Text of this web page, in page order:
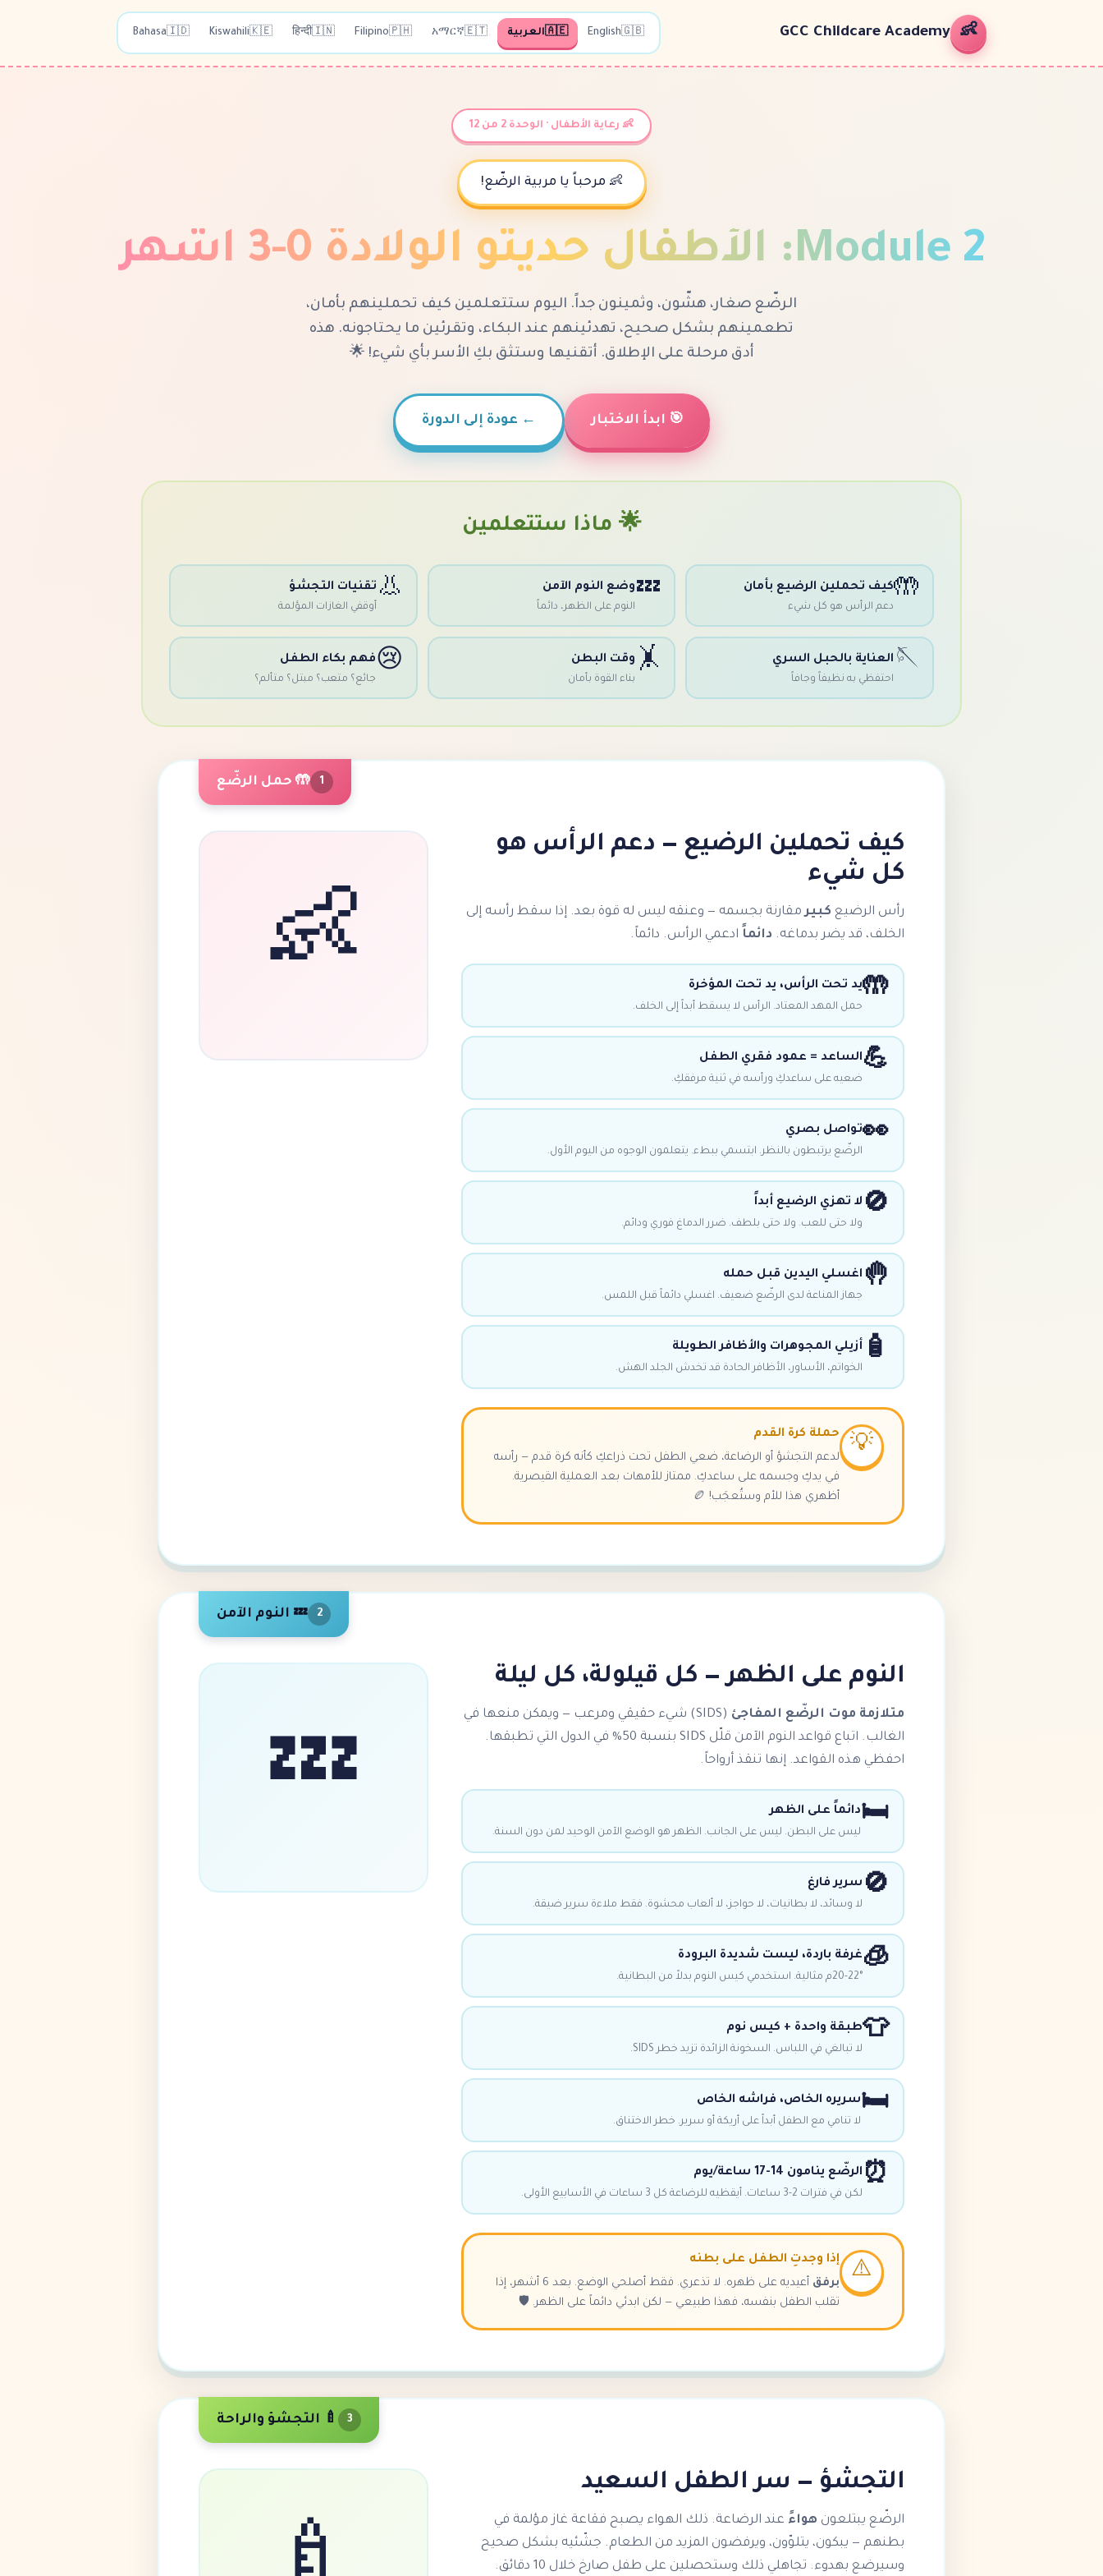
👶
GCC Childcare Academy
🇬🇧
English
🇦🇪العربية 🇪🇹
አማርኛ
🇵🇭
Filipino
🇮🇳
हिन्दी
🇰🇪
Kiswahili
🇮🇩
Bahasa
👶 رعاية الأطفال · الوحدة 2 من 12
👶 مرحباً يا مربية الرضّع!
Module 2
: الأطفال حديثو الولادة 0-3 أشهر
الرضّع صغار، هشّون، وثمينون جداً. اليوم ستتعلمين كيف تحملينهم بأمان،
تطعمينهم بشكل صحيح، تهدئينهم عند البكاء، وتقرئين ما يحتاجونه. هذه
أدق مرحلة على الإطلاق. أتقنيها وستثق بكِ الأسر بأي شيء! 🌟
🎯 ابدأ الاختبار ← عودة إلى الدورة
🌟 ماذا ستتعلمين
🤲كيف تحملين الرضيع بأمان
دعم الرأس هو كل شيء
💤وضع النوم الآمن
النوم على الظهر، دائماً
👃 تقنيات التجشؤ
أوقفي الغازات المؤلمة
🪡 العناية بالحبل السري
احتفظي به نظيفاً وجافاً
🤸 وقت البطن
بناء القوة بأمان
😢فهم بكاء الطفل
جائع؟ متعب؟ مبتل؟ متألم؟
1 🤲 حمل الرضّع
كيف تحملين الرضيع — دعم الرأس هو
كل شيء
رأس الرضيع كبيرمقارنة بجسمه — وعنقه ليس له قوة بعد. إذا سقط رأسه إلى
الخلف، قد يضر بدماغه. دائماً ادعمي الرأس. دائماً.
🤲يد تحت الرأس، يد تحت المؤخرة
حمل المهد المعتاد. الرأس لا يسقط أبداً إلى الخلف.
💪الساعد = عمود فقري الطفل
ضعيه على ساعدكِ ورأسه في ثنية مرفقكِ.
👀تواصل بصري
الرضّع يرتبطون بالنظر. ابتسمي ببطء. يتعلمون الوجوه من اليوم الأول.
🚫 لا تهزي الرضيع أبداً
ولا حتى للعب. ولا حتى بلطف. ضرر الدماغ فوري ودائم.
🤚 اغسلي اليدين قبل حمله
جهاز المناعة لدى الرضّع ضعيف. اغسلي دائماً قبل اللمس.
🧴 أزيلي المجوهرات والأظافر الطويلة
الخواتم، الأساور، الأظافر الحادة قد تخدش الجلد الهش.
💡
حملة كرة القدم
لدعم التجشؤ أو الرضاعة، ضعي الطفل تحت ذراعكِ كأنه كرة قدم — رأسه
في يدكِ وجسمه على ساعدكِ. ممتاز للأمهات بعد العملية القيصرية.
أظهري هذا للأم وستُعجَب! 🏉
👶
2 💤 النوم الآمن
النوم على الظهر — كل قيلولة، كل ليلة
متلازمة موت الرضّع المفاجئ
(SIDS) شيء حقيقي ومرعب — ويمكن منعها في
الغالب. اتباع قواعد النوم الآمن قلّل SIDS بنسبة 50% في الدول التي تطبقها.
احفظي هذه القواعد. إنها تنقذ أرواحاً.
🛏️دائماً على الظهر
ليس على البطن. ليس على الجانب. الظهر هو الوضع الآمن الوحيد لمن دون السنة.
🚫 سرير فارغ
لا وسائد، لا بطانيات، لا حواجز، لا ألعاب محشوة. فقط ملاءة سرير ضيقة.
🧊غرفة باردة، ليست شديدة البرودة
20-22°م مثالية. استخدمي كيس النوم بدلاً من البطانية.
👕طبقة واحدة + كيس نوم
لا تبالغي في اللباس. السخونة الزائدة تزيد خطر SIDS.
🛏️سريره الخاص، فراشه الخاص
لا تنامي مع الطفل أبداً على أريكة أو سرير. خطر الاختناق.
⏰ الرضّع ينامون 14-17 ساعة/يوم
لكن في فترات 2-3 ساعات. أيقظيه للرضاعة كل 3 ساعات في الأسابيع الأولى.
⚠️
إذا وجدتِ الطفل على بطنه
برفق
أعيديه على ظهره. لا تذعري. فقط أصلحي الوضع. بعد 6 أشهر، إذا
تقلب الطفل بنفسه، فهذا طبيعي — لكن ابدئي دائماً على الظهر. 🛡️
💤
3 🍼 التجشؤ والراحة
التجشؤ — سر الطفل السعيد
الرضّع يبتلعون هواءً عند الرضاعة. ذلك الهواء يصبح فقاعة غاز مؤلمة في
بطنهم — يبكون، يتلوّون، ويرفضون المزيد من الطعام. جشّئيه بشكل صحيح
وسيرضع بهدوء. تجاهلي ذلك وستحصلين على طفل صارخ خلال 10 دقائق.